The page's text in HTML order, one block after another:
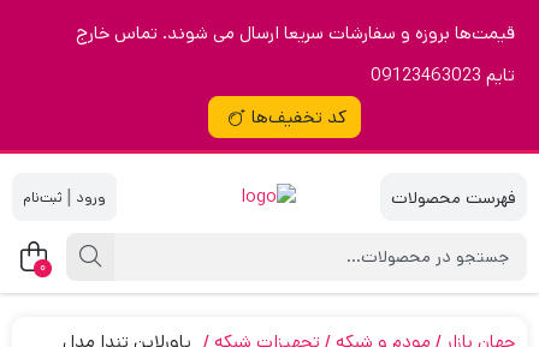
قیمت‌ها بروزه و سفارشات سریعا ارسال می شوند. تماس خارج
تایم 09123463023
کد تخفیف‌ها
|
0
جهان بازار مودم و شبکه تجهیزات شبکه
پاورلاین تندا مدل